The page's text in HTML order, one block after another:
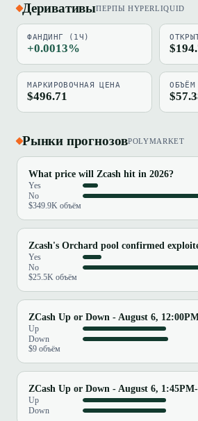
ДеривативыПЕРПЫ HYPERLIQUID
ФАНДИНГ (1Ч)
+0.0013%
МАРКИРОВОЧНАЯ ЦЕНА
$496.71
Рынки прогнозовPOLYMARKET
What price will Zcash hit in 2026?
Yes
No
$349.9K объём
Zcash's Orchard pool confirmed
Yes
No
$25.5K объём
ZCash Up or Down - August 6,
Up
Down
$9 объём
ZCash Up or Down - August 6,
Up
Down